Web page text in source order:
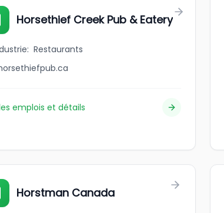
Horsethief Creek Pub & Eatery
: Restaurants
emplois et détails
Horstman Canada